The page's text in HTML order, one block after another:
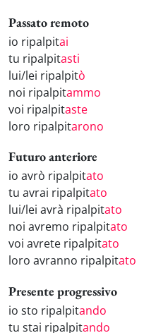
Passato remoto
io ripalpitai
tu ripalpitasti
lui/lei ripalpitò
noi ripalpitammo
voi ripalpitaste
loro ripalpitarono
Futuro anteriore
io avrò ripalpitato
tu avrai ripalpitato
lui/lei avrà ripalpitato
noi avremo ripalpitato
voi avrete ripalpitato
loro avranno ripalpitato
Presente progressivo
io sto ripalpitando
tu stai ripalpitando